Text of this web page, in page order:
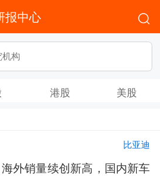
报中心
港股 美股
比亚迪
外销量续创新高，国内新车